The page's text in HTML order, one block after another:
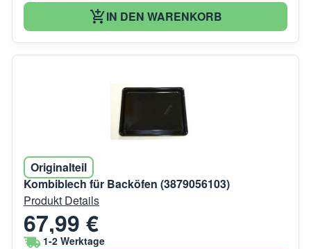
IN DEN WARENKORB
Originalteil
Kombiblech für Backöfen (3879056103)
Produkt Details
67,99 €
1-2 Werktage